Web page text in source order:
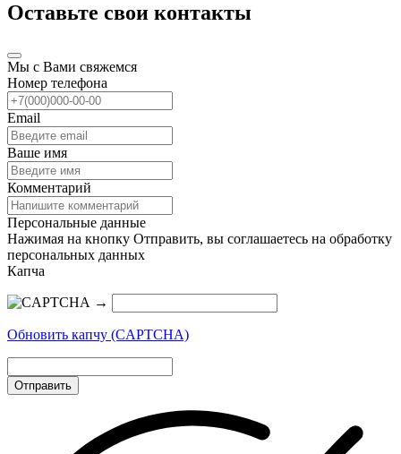
Оставьте свои контакты
Мы с Вами свяжемся
Номер телефона
Email
Ваше имя
Комментарий
Персональные данные
Нажимая на кнопку Отправить, вы соглашаетесь на обработку
персональных данных
Капча
→
Обновить капчу (CAPTCHA)
Отправить